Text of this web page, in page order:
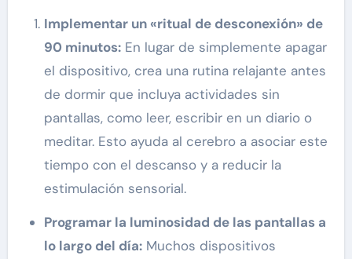
Implementar un «ritual de desconexión» de
90 minutos:En lugar de simplemente apagar
el dispositivo, crea una rutina relajante antes
de dormir que incluya actividades sin
pantallas, como leer, escribir en un diario o
meditar. Esto ayuda al cerebro a asociar este
tiempo con el descanso y a reducir la
estimulación sensorial.
Programar la luminosidad de las pantallas a
lo largo del día:Muchos dispositivos